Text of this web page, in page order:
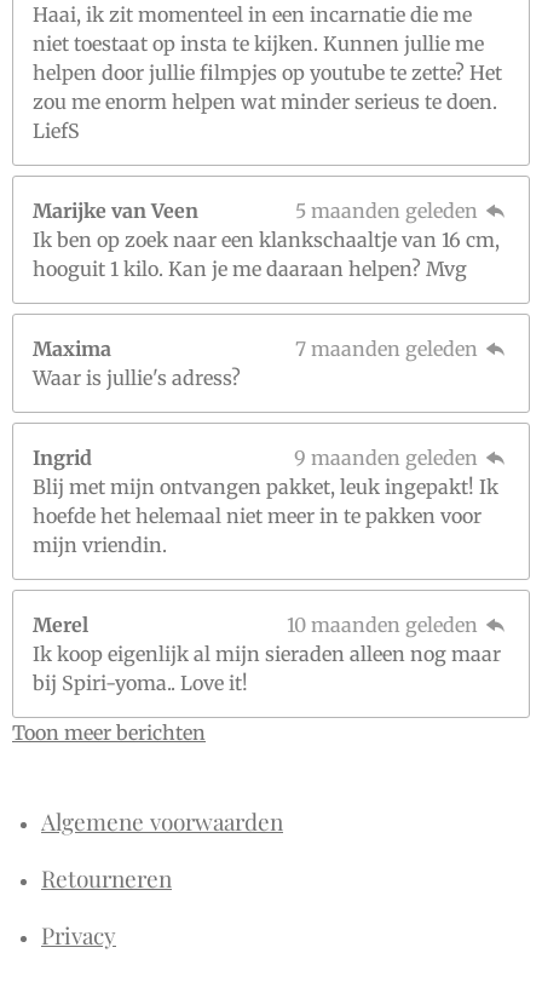
Haai, ik zit momenteel in een incarnatie die me
niet toestaat op insta te kijken. Kunnen jullie me
helpen door jullie filmpjes op youtube te zette? Het
zou me enorm helpen wat minder serieus te doen.
LiefS
Marijke van Veen
5 maanden geleden
Ik ben op zoek naar een klankschaaltje van 16 cm,
hooguit 1 kilo. Kan je me daaraan helpen? Mvg
Maxima
7 maanden geleden
Waar is jullie's adress?
Ingrid
9 maanden geleden
Blij met mijn ontvangen pakket, leuk ingepakt! Ik
hoefde het helemaal niet meer in te pakken voor
mijn vriendin.
Merel
10 maanden geleden
Ik koop eigenlijk al mijn sieraden alleen nog maar
bij Spiri-yoma.. Love it!
Toon meer berichten
Algemene voorwaarden
Retourneren
Privacy